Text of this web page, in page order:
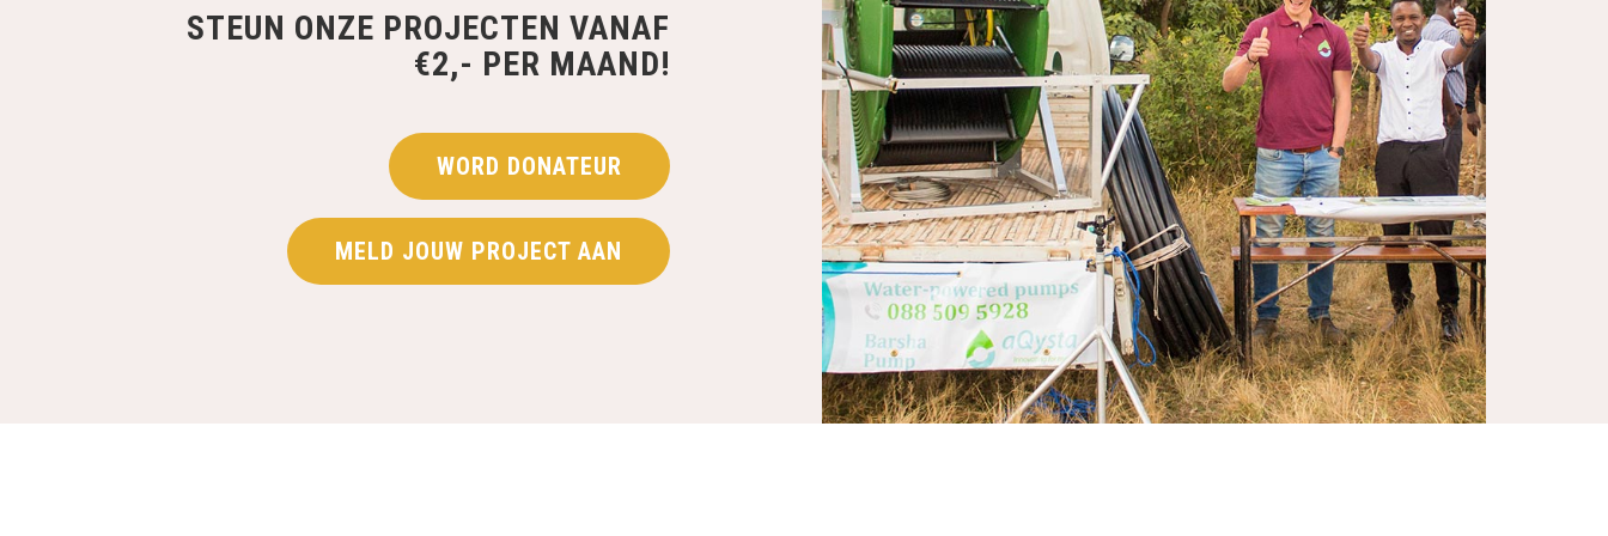
STEUN ONZE PROJECTEN VANAF
€2,- PER MAAND!
WORD DONATEUR
MELD JOUW PROJECT AAN